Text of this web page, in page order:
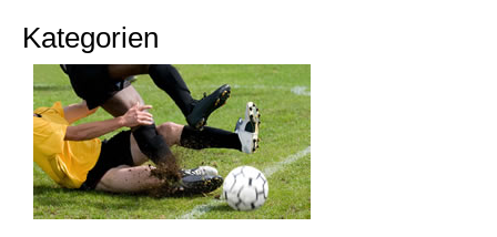
Kategorien